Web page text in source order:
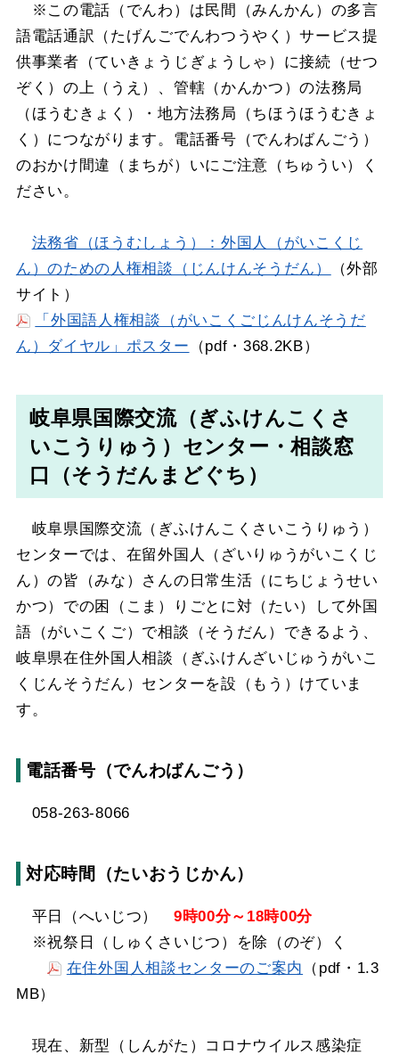
※この電話（でんわ）は民間（みんかん）の多言
語電話通訳（たげんごでんわつうやく）サービス提
供事業者（ていきょうじぎょうしゃ）に接続（せつ
ぞく）の上（うえ）、管轄（かんかつ）の法務局
（ほうむきょく）・地方法務局（ちほうほうむきょ
く）につながります。電話番号（でんわばんごう）
のおかけ間違（まちが）いにご注意（ちゅうい）く
ださい。
法務省（ほうむしょう）：外国人（がいこくじ
ん）のための人権相談（じんけんそうだん）
（外部
サイト）
「外国語人権相談（がいこくごじんけんそうだ
ん）ダイヤル」ポスター （pdf・368.2KB）
岐阜県国際交流（ぎふけんこくさ
いこうりゅう）センター・相談窓
口（そうだんまどぐち）
岐阜県国際交流（ぎふけんこくさいこうりゅう）
センターでは、在留外国人（ざいりゅうがいこくじ
ん）の皆（みな）さんの日常生活（にちじょうせい
かつ）での困（こま）りごとに対（たい）して外国
語（がいこくご）で相談（そうだん）できるよう、
岐阜県在住外国人相談（ぎふけんざいじゅうがいこ
くじんそうだん）センターを設（もう）けていま
す。
電話番号（でんわばんごう）
058-263-8066
対応時間（たいおうじかん）
平日（へいじつ） 9時00分～18時00分
※祝祭日（しゅくさいじつ）を除（のぞ）く
在住外国人相談センターのご案内
（pdf・1.3
MB）
現在、新型（しんがた）コロナウイルス感染症